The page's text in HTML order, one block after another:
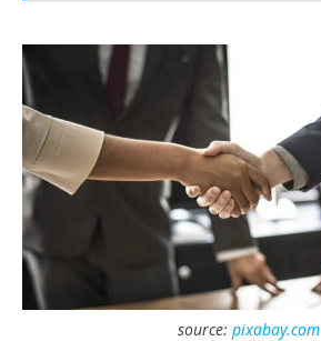
source: pixabay.com